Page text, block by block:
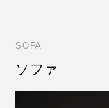
SOFA
ソファ